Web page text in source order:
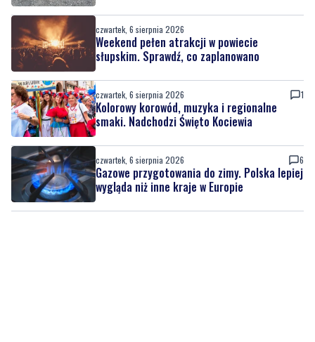
czwartek, 6 sierpnia 2026
Weekend pełen atrakcji w powiecie
słupskim. Sprawdź, co zaplanowano
czwartek, 6 sierpnia 2026 1
Kolorowy korowód, muzyka i regionalne
smaki. Nadchodzi Święto Kociewia
czwartek, 6 sierpnia 2026 6
Gazowe przygotowania do zimy. Polska lepiej
wygląda niż inne kraje w Europie